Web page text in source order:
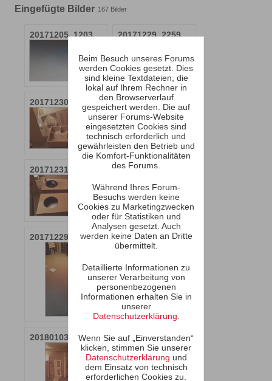
Eingefügte Bilder 167 Bilder
20171205_120321.jpg 20171229_225933.jpg
20171230_233430.jpg 20171231_000742.jpg
20171229_134911.jpg 20171229_181524.jpg
20180103_094746.jpg 20180103_094806.jpg
Beim Besuch unseres Forums
werden Cookies gesetzt. Dies
sind kleine Textdateien, die
lokal auf Ihrem Rechner in
den Browserverlauf
gespeichert werden. Die auf
unserer Forums-Website
eingesetzten Cookies sind
technisch erforderlich und
gewährleisten den Betrieb und
die Komfort-Funktionalitäten
des Forums.
Während Ihres Forum-
Besuchs werden keine
Cookies zu Marketingzwecken
oder für Statistiken und
Analysen gesetzt. Auch
werden keine Daten an Dritte
übermittelt.
Detaillierte Informationen zu
unserer Verarbeitung von
personenbezogenen
Informationen erhalten Sie in
unserer
Datenschutzerklärung
Wenn Sie auf „Einverstanden“
klicken, stimmen Sie unserer
Datenschutzerklärung und
dem Einsatz von technisch
erforderlichen Cookies zu.